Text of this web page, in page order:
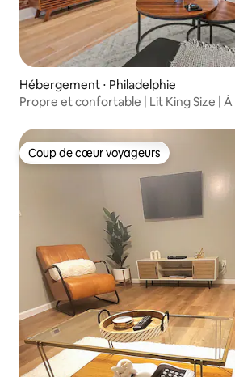
Hébergement ⋅ Philadelphie
Propre et confortable | Lit King Size |
Coup de cœur voyageurs
Coup de cœur voyageurs